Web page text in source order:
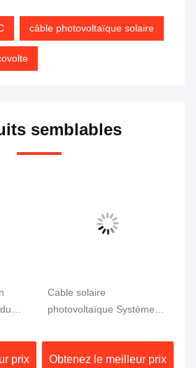
câble photovoltaïque solaire
semblables
à
1500
prix
Cable solaire
photovoltaïque Système
photovoltaïque câble
adapté à une plage de
Obtenez le meilleur prix